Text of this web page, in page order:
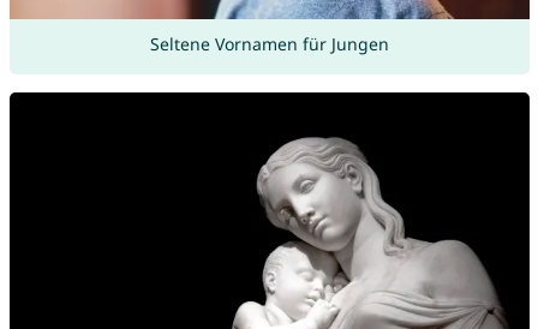
Seltene Vornamen für Jungen